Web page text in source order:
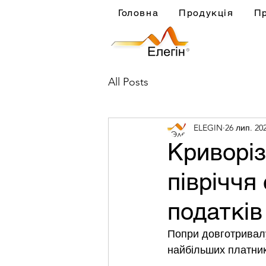
Головна Продукція
All Posts
податків
ELEGIN 26 лип.
Попри
найбільших